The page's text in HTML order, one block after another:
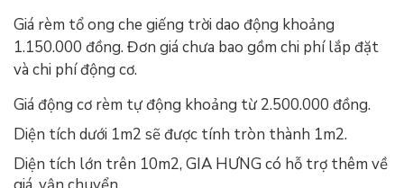
Giá rèm tổ ong che giếng trời dao động khoảng
1.150.000 đồng. Đơn giá chưa bao gồm chi phí lắp đặt
và chi phí động cơ.
Giá động cơ rèm tự động khoảng từ 2.500.000 đồng.
Diện tích dưới 1m2 sẽ được tính tròn thành 1m2.
Diện tích lớn trên 10m2, GIA HƯNG có hỗ trợ thêm về